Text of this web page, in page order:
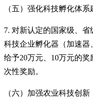
（五）强化科技孵化体系
7. 对新认定的国家级、
科技企业孵化器（加速
给予20万元、10万元的
次性奖励。
（六）加强农业科技创新